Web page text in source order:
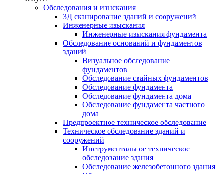
Обследования и изыскания
3Д сканирование зданий и сооружений
Инженерные изыскания
Инженерные изыскания фундамента
Обследование оснований и фундаментов
зданий
Визуальное обследование
фундаментов
Обследование свайных фундаментов
Обследование фундамента
Обследование фундамента дома
Обследование фундамента частного
дома
Предпроектное техническое обследование
Техническое обследование зданий и
сооружений
Инструментальное техническое
обследование здания
Обследование железобетонного здания